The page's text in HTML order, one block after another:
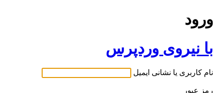
ورود
با نیروی وردپرس
نام کاربری یا نشانی ایمیل
رمز عبور